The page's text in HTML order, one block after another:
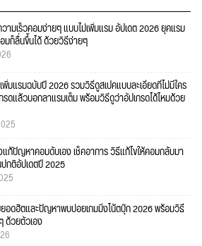
ามเร็วคอมง่ายๆ แบบไม่เพิ่มแรม อัปเดต 2026 ยุคแรม
ก็ลื่นขึ้นได้ ด้วยวิธีง่ายๆ
พิ่มแรมฉบับปี 2026 รวมวิธีดูสเปคแบบละเอียดที่ไม่มีใคร
รดแล้วบอกลาแรมเต็ม พร้อมวิธีดูว่าอัปเกรดได้ไหมด้วย
ก้ปัญหาคอมดับเอง เช็คอาการ วิธีแก้ไขให้คอมกลับมา
กติอัปเดตปี 2025
อดฮิตและปัญหาพบบ่อยเกมมิ่งโน้ตบุ๊ก 2026 พร้อมวิธี
ด้วยตัวเอง